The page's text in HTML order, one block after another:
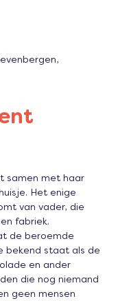
samen met haar
Het enige
van vader, die
fabriek.
de beroemde
bekend staat als de
en ander
die nog niemand
geen mensen